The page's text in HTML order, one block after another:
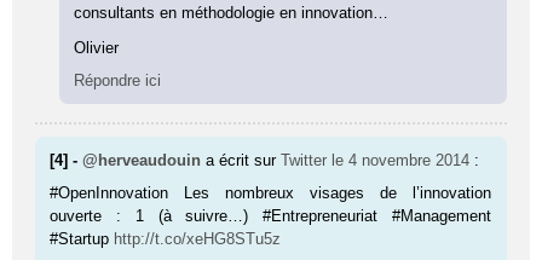
consultants en méthodologie en innovation…
Olivier
Répondre ici
[4] -@herveaudouin a écrit surTwitter le 4 novembre 2014 :
#OpenInnovation Les nombreux visages de l’innovation
ouverte : 1 (à suivre…) #Entrepreneuriat #Management
#Startup http://t.co/xeHG8STu5z